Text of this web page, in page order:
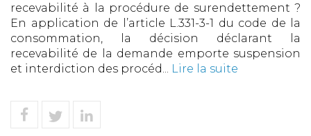
recevabilité à la procédure de surendettement ?
En application de l’article L.331-3-1 du code de la
consommation, la décision déclarant la
recevabilité de la demande emporte suspension
et interdiction des procéd... Lire la suite